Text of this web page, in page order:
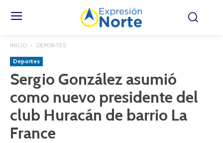
INICIO DEPORTES
Deportes
Sergio González asumió
como nuevo presidente del
club Huracán de barrio La
France